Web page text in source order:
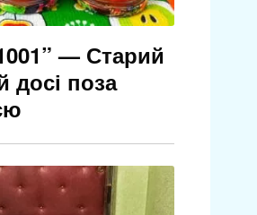
— Старий
досі поза